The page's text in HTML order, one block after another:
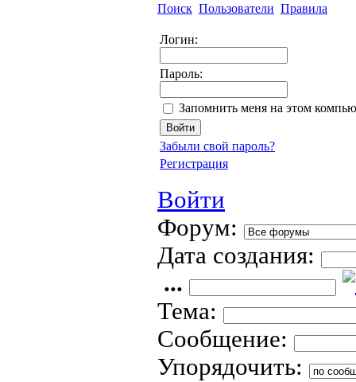
Поиск Пользователи Правила
Логин:
Пароль:
Запомнить меня на этом
Забыли свой пароль?
Регистрация
Войти
Форум:
Дата создания:
...
Тема:
Сообщение:
Упорядочить: